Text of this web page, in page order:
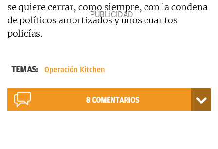
se quiere cerrar, como siempre, con la condena
de políticos amortizados y unos cuantos
policías.
TEMAS: Operación Kitchen
8 COMENTARIOS